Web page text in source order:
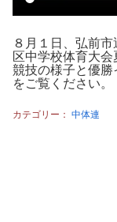
８月１日、弘前
区中学校体育大会
競技の様子と優勝
をご覧ください。
カテゴリー： 中体連